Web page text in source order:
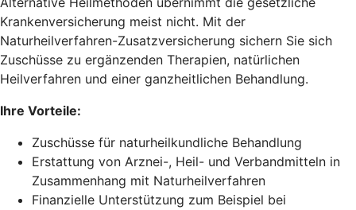
Krankenversicherung meist nicht. Mit der
Naturheilverfahren-Zusatzversicherung sichern Sie sich
Zuschüsse zu ergänzenden Therapien, natürlichen
Heilverfahren und einer ganzheitlichen Behandlung.
Ihre Vorteile:
Zuschüsse für naturheilkundliche Behandlung
Erstattung von Arznei-, Heil- und Verbandmitteln in
Zusammenhang mit Naturheilverfahren
Finanzielle Unterstützung zum Beispiel bei